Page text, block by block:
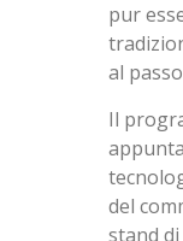
pur
al
Il
del
stand